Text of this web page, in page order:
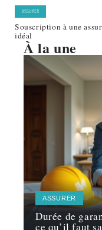
ASSURER
Souscription à une
idéal
À la une
ASSURER
Durée de
ce qu’il faut